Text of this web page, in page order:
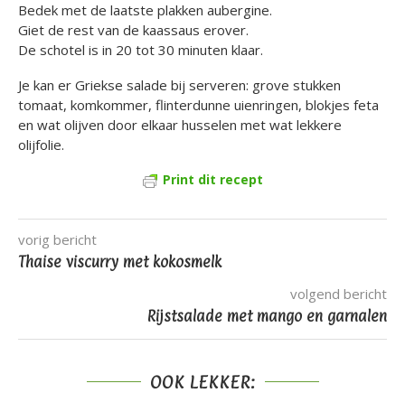
Bedek met de laatste plakken aubergine.
Giet de rest van de kaassaus erover.
De schotel is in 20 tot 30 minuten klaar.
Je kan er Griekse salade bij serveren: grove stukken
tomaat, komkommer, flinterdunne uienringen, blokjes feta
en wat olijven door elkaar husselen met wat lekkere
olijfolie.
Print dit recept
vorig bericht
Thaise viscurry met kokosmelk
volgend bericht
Rijstsalade met mango en garnalen
OOK LEKKER: